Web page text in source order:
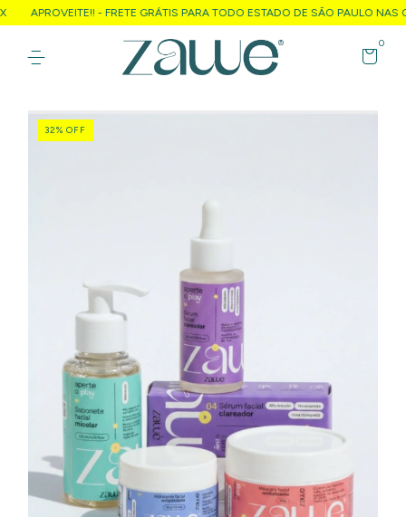
APROVEITE!! - FRETE GRÁTIS PARA TODO ESTADO DE SÃO PAULO NAS
0
32% OFF